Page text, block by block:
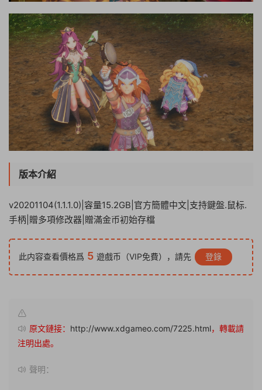
版本介紹
v20201104(1.1.1.0)|容量15.2GB|官方簡體中文|支持鍵盤.鼠标.
手柄|贈多項修改器|贈滿金币初始存檔
此内容查看價格爲 5 遊戲币（VIP免費），請先 登錄
原文鏈接： http://www.xdgameo.com/7225.html，轉載請
注明出處。
聲明：